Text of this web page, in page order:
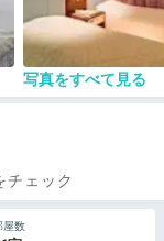
め
写真をすべて見る
チェック
屋数